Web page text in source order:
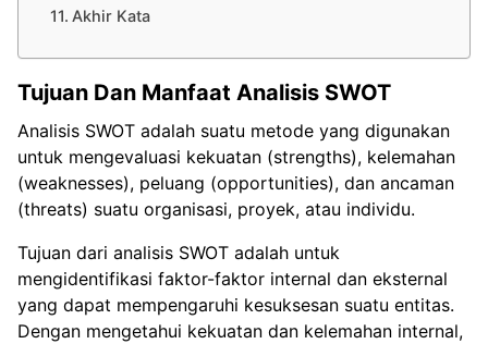
Akhir Kata
Tujuan Dan Manfaat Analisis SWOT
Analisis SWOT adalah suatu metode yang digunakan
untuk mengevaluasi kekuatan (strengths), kelemahan
(weaknesses), peluang (opportunities), dan ancaman
(threats) suatu organisasi, proyek, atau individu.
Tujuan dari analisis SWOT adalah untuk
mengidentifikasi faktor-faktor internal dan eksternal
yang dapat mempengaruhi kesuksesan suatu entitas.
Dengan mengetahui kekuatan dan kelemahan internal,